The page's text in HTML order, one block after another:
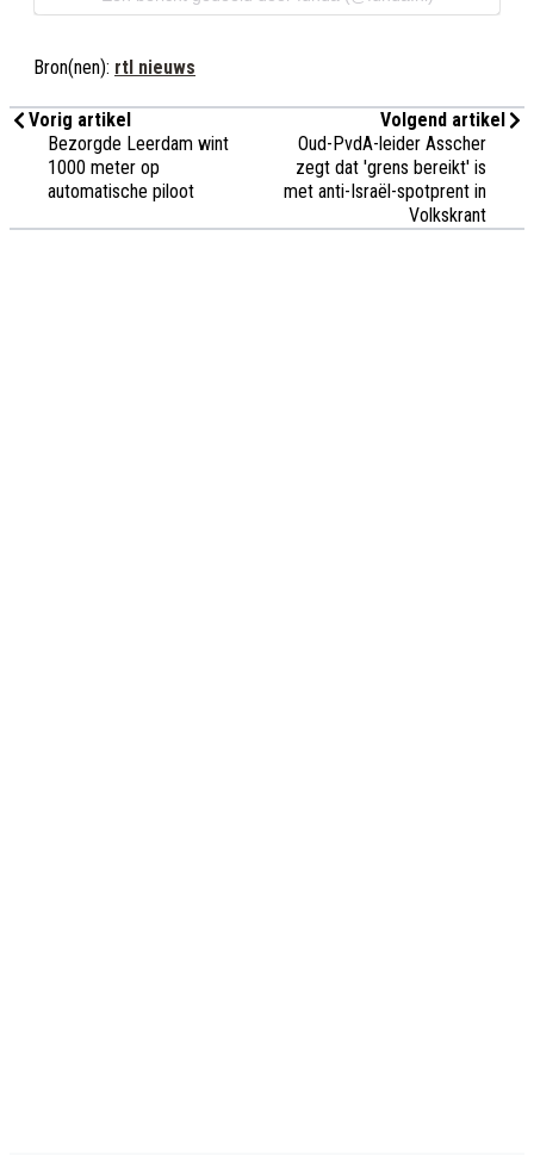
Bron(nen): rtl nieuws
Vorig artikel
Bezorgde Leerdam wint
1000 meter op
automatische piloot
Volgend artikel
Oud-PvdA-leider Asscher
zegt dat 'grens bereikt' is
met anti-Israël-spotprent in
Volkskrant